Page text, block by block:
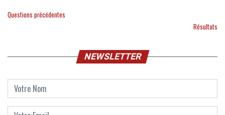
Questions précédentes
Résultats
NEWSLETTER